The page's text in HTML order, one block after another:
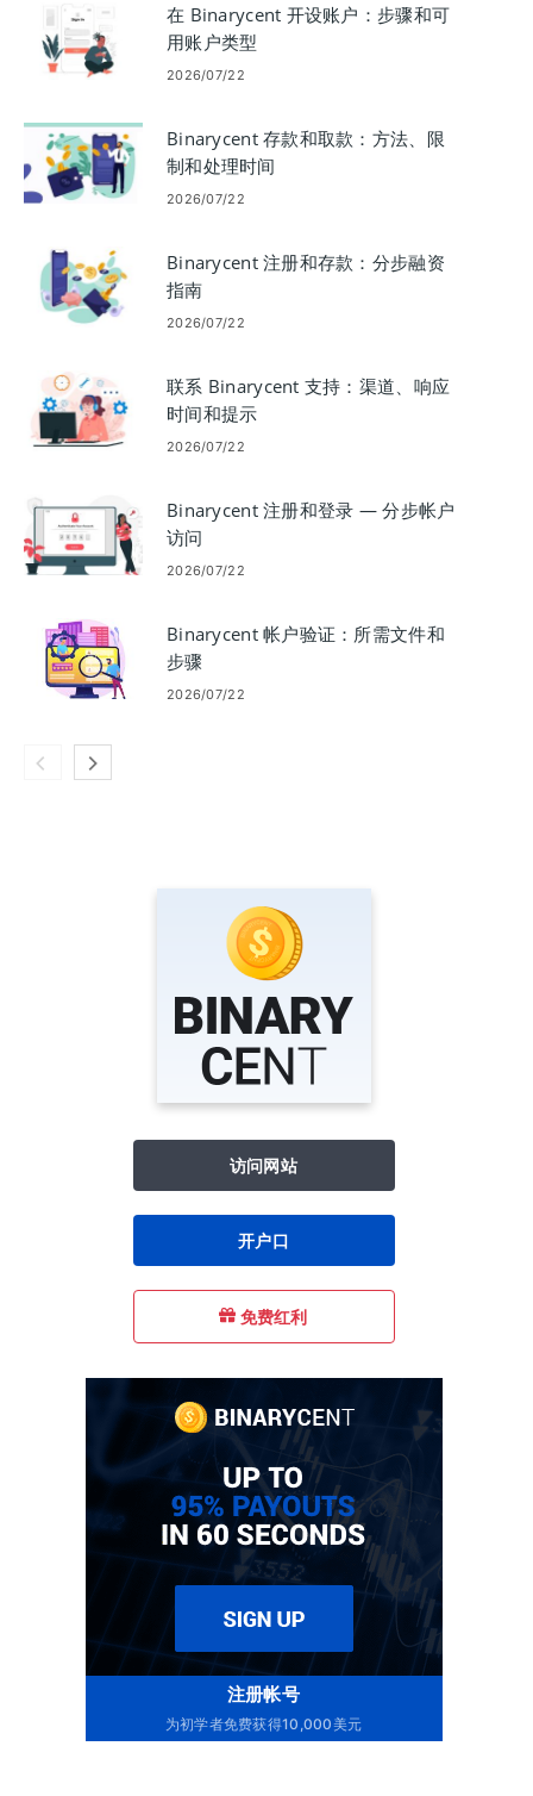
在 Binarycent 开设账户：步骤和可
用账户类型
2026/07/22
Binarycent 存款和取款：方法、限
制和处理时间
2026/07/22
Binarycent 注册和存款：分步融资
指南
2026/07/22
联系 Binarycent 支持：渠道、响应
时间和提示
2026/07/22
Binarycent 注册和登录 — 分步帐户
访问
2026/07/22
Binarycent 帐户验证：所需文件和
步骤
2026/07/22
访问网站
开户口
免费红利
注册帐号
为初学者免费获得10,000美元